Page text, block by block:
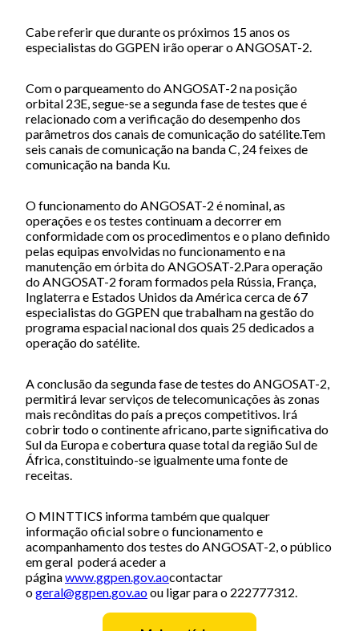
Cabe referir que durante os próximos 15 anos os
especialistas do GGPEN irão operar o ANGOSAT-2.
Com o parqueamento do ANGOSAT-2 na posição
orbital 23E, segue-se a segunda fase de testes que é
relacionado com a verificação do desempenho dos
parâmetros dos canais de comunicação do satélite.Tem
seis canais de comunicação na banda C, 24 feixes de
comunicação na banda Ku.
O funcionamento do ANGOSAT-2 é nominal, as
operações e os testes continuam a decorrer em
conformidade com os procedimentos e o plano definido
pelas equipas envolvidas no funcionamento e na
manutenção em órbita do ANGOSAT-2.Para operação
do ANGOSAT-2 foram formados pela Rússia, França,
Inglaterra e Estados Unidos da América cerca de 67
especialistas do GGPEN que trabalham na gestão do
programa espacial nacional dos quais 25 dedicados a
operação do satélite.
A conclusão da segunda fase de testes do ANGOSAT-2,
permitirá levar serviços de telecomunicações às zonas
mais recônditas do país a preços competitivos. Irá
cobrir todo o continente africano, parte significativa do
Sul da Europa e cobertura quase total da região Sul de
África, constituindo-se igualmente uma fonte de
receitas.
O MINTTICS informa também que qualquer
informação oficial sobre o funcionamento e
acompanhamento dos testes do ANGOSAT-2, o público
em geral poderá aceder a
páginawww.ggpen.gov.aocontactar
ogeral@ggpen.gov.aoou ligar para o 222777312.